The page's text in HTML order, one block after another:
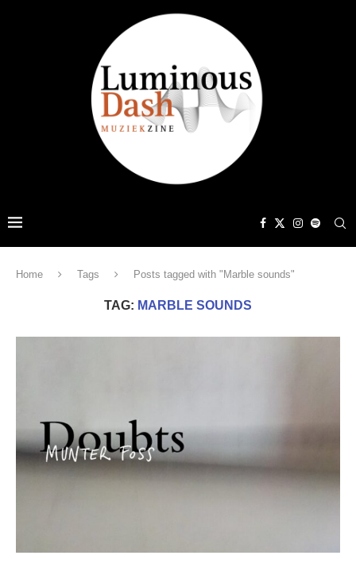
Home Tags Posts tagged with "Marble sounds"
TAG: MARBLE SOUNDS